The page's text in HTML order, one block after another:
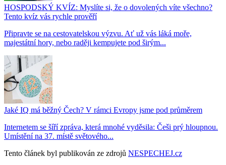
HOSPODSKÝ KVÍZ: Myslíte si, že o dovolených víte všechno?
Tento kvíz vás rychle prověří
Připravte se na cestovatelskou výzvu. Ať už vás láká moře,
majestátní hory, nebo raději kempujete pod širým...
Jaké IQ má běžný Čech? V rámci Evropy jsme pod průměrem
Internetem se šíří zpráva, která mnohé vyděsila: Češi prý hloupnou.
Umístění na 37. místě světového...
Tento článek byl publikován ze zdrojů NESPECHEJ.cz